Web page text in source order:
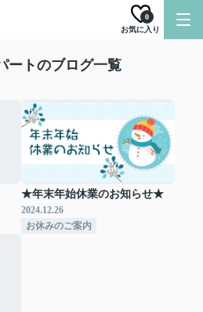
お気に入り
0
トのブログ一覧
★年末年始休業のお知らせ★
2024.12.26
お休みのご案内